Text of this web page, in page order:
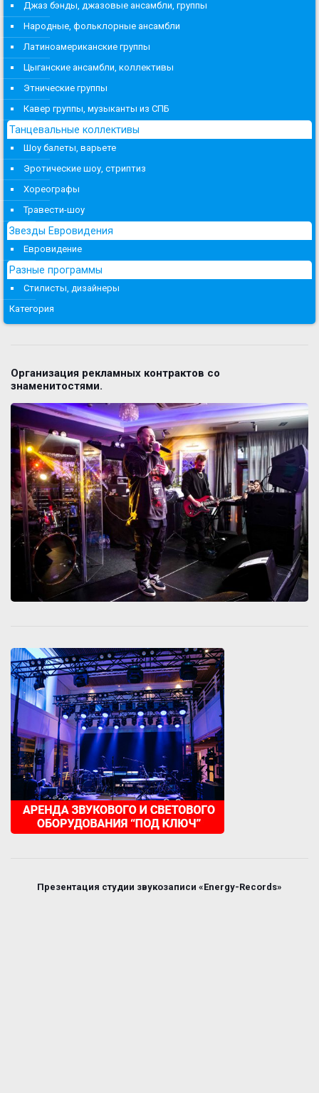
Джаз бэнды, джазовые ансамбли, группы
Народные, фольклорные ансамбли
Латиноамериканские группы
Цыганские ансамбли, коллективы
Этнические группы
Кавер группы, музыканты из СПБ
Танцевальные коллективы
Шоу балеты, варьете
Эротические шоу, стриптиз
Хореографы
Травести-шоу
Звезды Евровидения
Евровидение
Разные программы
Стилисты, дизайнеры
Категория
Организация рекламных контрактов со
знаменитостями.
Презентация студии звукозаписи «Energy-Records»